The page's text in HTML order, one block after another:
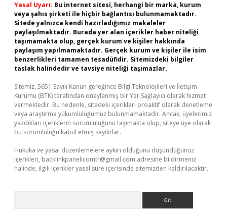
Yasal Uyarı: Bu internet sitesi, herhangi bir marka, kurum
veya şahıs şirketi ile hiçbir bağlantısı bulunmamaktadır.
Sitede yalnızca kendi hazırladığımız makaleler
paylaşılmaktadır. Burada yer alan içerikler haber niteliği
taşımamakta olup, gerçek kurum ve kişiler hakkında
paylaşım yapılmamaktadır. Gerçek kurum ve kişiler ile isim
benzerlikleri tamamen tesadüfidir. Sitemizdeki bilgiler
taslak halindedir ve tavsiye niteliği taşımazlar.
Sitemiz, 5651 Sayılı Kanun gereğince Bilgi Teknolojileri ve İletişim
Kurumu (BTK) tarafından onaylanmış bir Yer Sağlayıcı olarak hizmet
vermektedir. Bu nedenle, sitedeki içerikleri proaktif olarak denetleme
veya araştırma yükümlülüğümüz bulunmamaktadır. Ancak, üyelerimiz
yazdıkları içeriklerin sorumluluğunu taşımakta olup, siteye üye olarak
bu sorumluluğu kabul etmiş sayılırlar.
Hukuka ve yasal düzenlemelere aykırı olduğunu düşündüğünüz
içerikleri, backlinkpanelicomtr@gmail.com adresine bildirmeniz
halinde, ilgili içerikler yasal süre içerisinde sitemizden kaldırılacaktır.